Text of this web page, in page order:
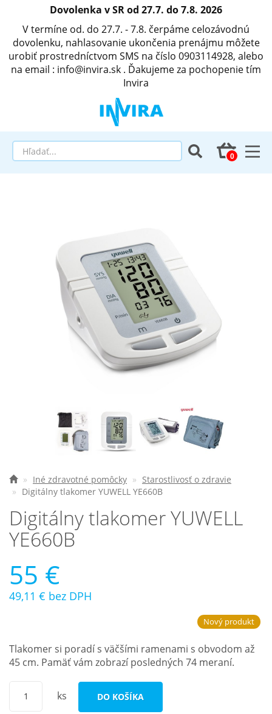
Dovolenka v SR od 27.7. do 7.8. 2026
V termíne od. do 27.7. - 7.8. čerpáme celozávodnú
dovolenku, nahlasovanie ukončenia prenájmu môžete
urobiť prostredníctvom SMS na číslo 0903114928, alebo
na email : info@invira.sk . Ďakujeme za pochopenie tím
Invira
Invalidné vozíky
Elektrické vozíky
Ostatné pomôcky
Zdravotnícke prístroje
Všetko o nákupe
Najčastejšie otázky
O spoločnosti
Kontakt
Iné zdravotné pomôcky
Starostlivosť o zdravie
Digitálny tlakomer YUWELL YE660B
Digitálny tlakomer YUWELL
YE660B
55 €
49,11 € bez DPH
Nový produkt
Tlakomer si poradí s väčšími ramenami s obvodom až
45 cm. Pamäť vám zobrazí posledných 74 meraní.
ks DO KOŠÍKA